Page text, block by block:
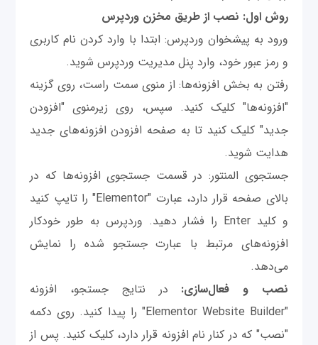
روش اول: نصب از طریق مخزن وردپرس
ورود به پیشخوان وردپرس: ابتدا با وارد کردن نام کاربری
و رمز عبور خود، وارد پنل مدیریت وردپرس شوید.
رفتن به بخش افزونه‌ها: از منوی سمت راست، روی گزینه
"افزونه‌ها" کلیک کنید. سپس، روی زیرمنوی "افزودن
جدید" کلیک کنید تا به صفحه افزودن افزونه‌های جدید
هدایت شوید.
جستجوی المنتور: در قسمت جستجوی افزونه‌ها که در
بالای صفحه قرار دارد، عبارت "Elementor" را تایپ کنید
و کلید Enter را فشار دهید. وردپرس به طور خودکار
افزونه‌های مرتبط با عبارت جستجو شده را نمایش
می‌دهد.
نصب و فعال‌سازی: در نتایج جستجو، افزونه
"Elementor Website Builder" را پیدا کنید. روی دکمه
"نصب" که در کنار نام افزونه قرار دارد، کلیک کنید. پس از